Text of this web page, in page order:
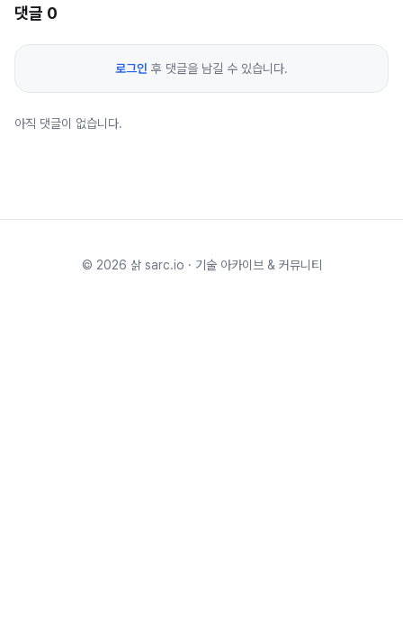
댓글 0
로그인 후 댓글을 남길 수 있습니다.
아직 댓글이 없습니다.
© 2026 삵 sarc.io · 기술 아카이브 & 커뮤니티